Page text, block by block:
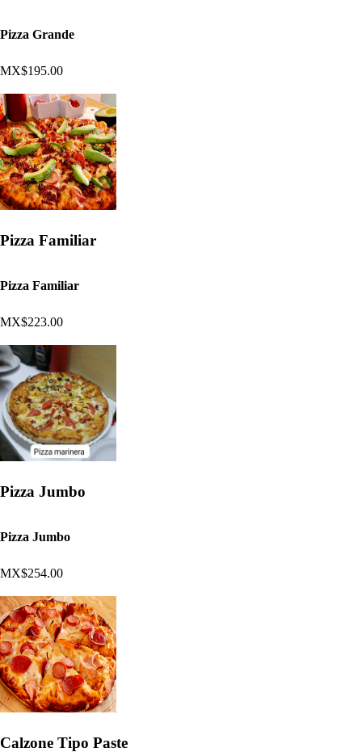
Pizza Grande
MX$195.00
Pizza Familiar
Pizza Familiar
MX$223.00
Pizza Jumbo
Pizza Jumbo
MX$254.00
Calzone Tipo Paste